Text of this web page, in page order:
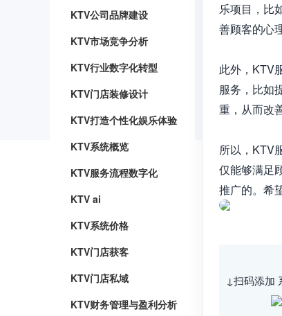
KTV公司品牌建设
KTV市场竞争分析
KTV行业数字化转型
KTV门店装修设计
KTV打造个性化娱乐体验
KTV系统概览
KTV服务流程数字化
KTV ai
KTV系统价格
KTV门店获客
KTV门店私域
KTV财务管理与盈利分析
乐项目，比
善顾客的心
此外，KTV
服务，比如
重，从而改
所以，KTV
仅能够满足
推广的。希
↓扫码添加